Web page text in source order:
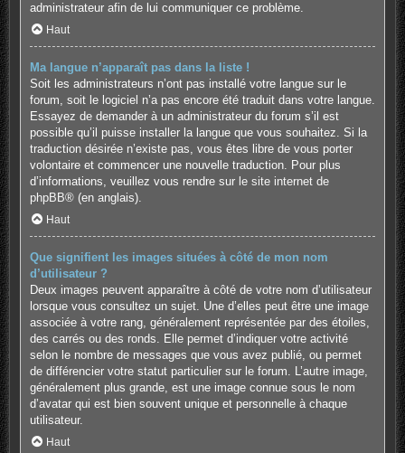
administrateur afin de lui communiquer ce problème.
Haut
Ma langue n’apparaît pas dans la liste !
Soit les administrateurs n’ont pas installé votre langue sur le
forum, soit le logiciel n’a pas encore été traduit dans votre langue.
Essayez de demander à un administrateur du forum s’il est
possible qu’il puisse installer la langue que vous souhaitez. Si la
traduction désirée n’existe pas, vous êtes libre de vous porter
volontaire et commencer une nouvelle traduction. Pour plus
d’informations, veuillez vous rendre sur le site internet de
phpBB® (en anglais).
Haut
Que signifient les images situées à côté de mon nom
d’utilisateur ?
Deux images peuvent apparaître à côté de votre nom d’utilisateur
lorsque vous consultez un sujet. Une d’elles peut être une image
associée à votre rang, généralement représentée par des étoiles,
des carrés ou des ronds. Elle permet d’indiquer votre activité
selon le nombre de messages que vous avez publié, ou permet
de différencier votre statut particulier sur le forum. L’autre image,
généralement plus grande, est une image connue sous le nom
d’avatar qui est bien souvent unique et personnelle à chaque
utilisateur.
Haut